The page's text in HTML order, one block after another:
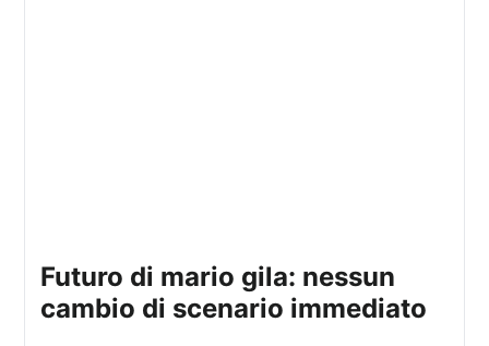
futuro di mario gila: nessun
cambio di scenario immediato